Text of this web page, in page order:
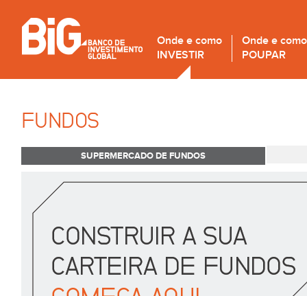
Onde e como
INVESTIR
Onde e como
POUPAR
FUNDOS
SUPERMERCADO DE FUNDOS